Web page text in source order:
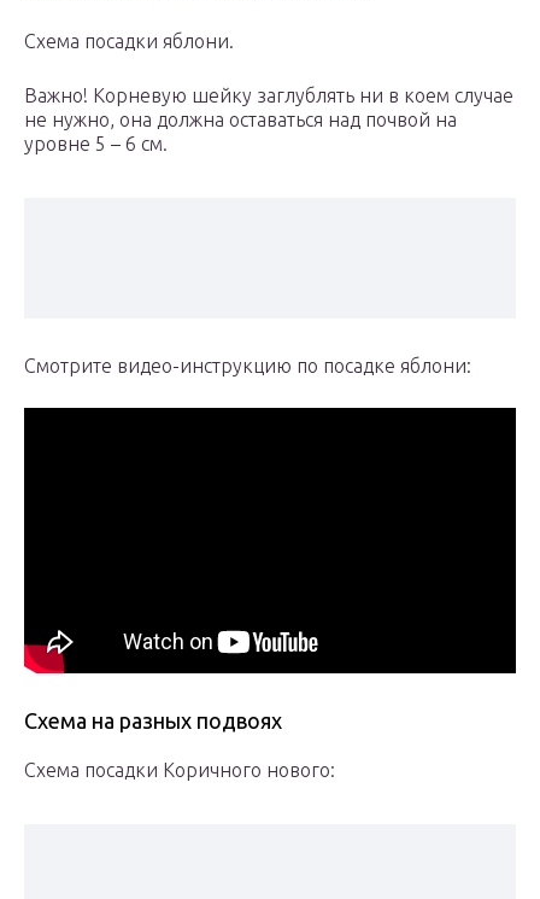
Схема посадки яблони.
Важно! Корневую шейку заглублять ни в коем случае
не нужно, она должна оставаться над почвой на
уровне 5 – 6 см.
Смотрите видео-инструкцию по посадке яблони:
Схема на разных подвоях
Схема посадки Коричного нового: